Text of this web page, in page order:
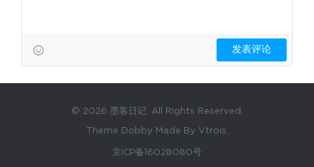
© 2026 墨客日记. All Rights Reserved.
Theme Dobby Made By Vtrois.
京ICP备16028080号